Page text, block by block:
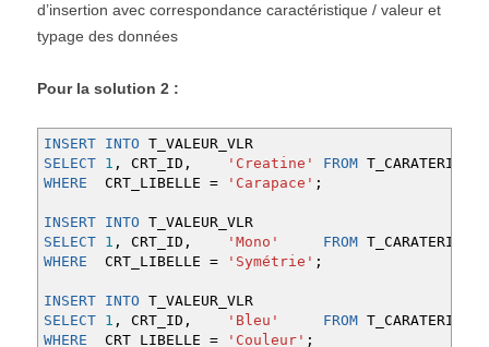
d’insertion avec correspondance caractéristique / valeur et
typage des données
Pour la solution 2 :
INSERT INTO T_VALEUR_VLR
SELECT 1 , CRT_ID , 'Creatine' FROM
WHERE CRT_LIBELLE = 'Carapace' ;
INSERT INTO T_VALEUR_VLR
SELECT 1 , CRT_ID , 'Mono' FROM
WHERE CRT_LIBELLE = 'Symétrie' ;
INSERT INTO T_VALEUR_VLR
SELECT 1 , CRT_ID , 'Bleu' FROM
WHERE CRT_LIBELLE = 'Couleur' ;